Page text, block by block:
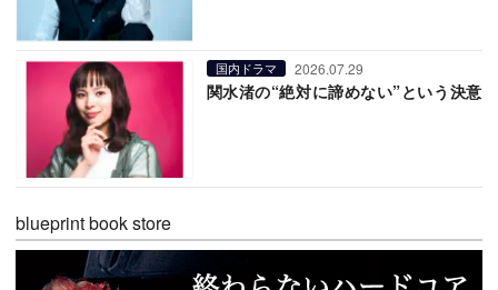
国内ドラマ 2026.07.29
関水渚の“絶対に諦めない”という決意
blueprint book store